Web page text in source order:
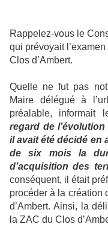
Rappelez-vous le
qui prévoyait
Clos d’Ambert.
Quelle ne fut pas
Maire délégué à
préalable,
regard de
il avait été décidé en
de six mois la
d’acquisition des
conséquent, il était
procéder à la création
d’Ambert. Ainsi, la
la ZAC du Clos